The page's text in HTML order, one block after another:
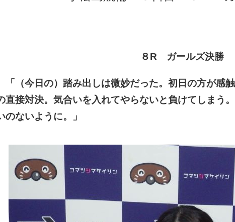
８R ガールズ決勝
（今日の）踏み出しは微妙だった。初日の方が感触
直接対決。気合いを入れてやらないと負けてしまう
のないように。」